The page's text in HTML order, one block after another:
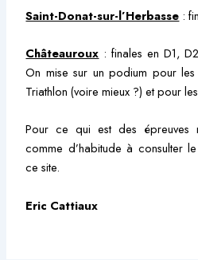
Saint-Donat-sur-l’Herbasse :
Châteauroux : finales en D1,
On mise sur un podium pour
Triathlon (voire mieux ?) et pour
Pour ce qui est des épreuves
comme d’habitude à consulter
ce site.
Eric Cattiaux